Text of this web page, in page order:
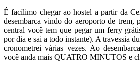
É facílimo chegar ao hostel a partir da
desembarca vindo do aeroporto de trem,
central você tem que pegar um ferry
por dia e sai a todo instante). A travessia
cronometrei várias vezes. Ao
você anda mais QUATRO MINUTOS e